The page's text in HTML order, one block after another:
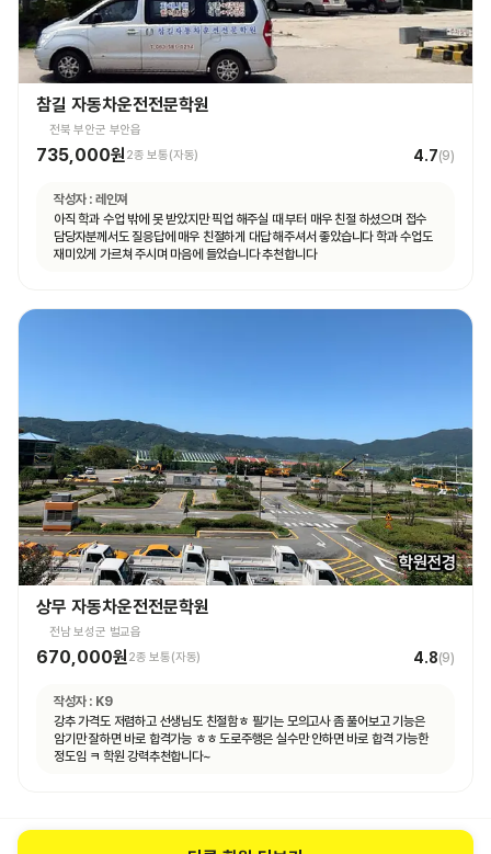
참길 자동차운전전문학원
전북 부안군 부안읍
735,000원2종 보통(자동) 4.7(9)
작성자 : 레인져
아직 학과 수업 밖에 못 받았지만 픽업 해주실 때 부터 매우 친절 하셨으며 접수
담당자분께서도 질응답에 매우 친절하게 대답 해주셔서 좋았습니다 학과 수업도
재미있게 가르쳐 주시며 마음에 들었습니다 추천합니다
상무 자동차운전전문학원
전남 보성군 벌교읍
670,000원2종 보통(자동) 4.8(9)
작성자 : K9
강추 가격도 저렴하고 선생님도 친절함ㅎ 필기는 모의고사 좀 풀어보고 기능은
암기만 잘하면 바로 합격가능 ㅎㅎ 도로주행은 실수만 안하면 바로 합격 가능한
정도임 ㅋ 학원 강력추천합니다~